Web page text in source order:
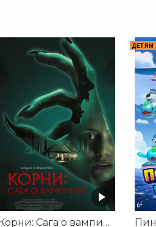
Корни: Сага о вампирах
ДЕТЯМ